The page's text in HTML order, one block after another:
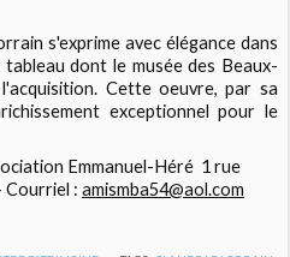
s'exprime avec élégance dans
tableau dont le musée des Beaux-
Cette oeuvre, par sa
exceptionnel pour le
Emmanuel-Héré 1 rue
Courriel :amismba54@aol.com